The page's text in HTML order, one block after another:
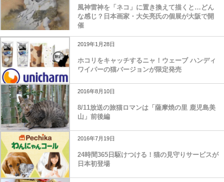
風神雷神を「ネコ」に置き換えて描くと…どん
な感じ？日本画家・大矢亮氏の個展が大阪で開
催
2019年1月28日
ホコリをキャッチするニャ！ウェーブ ハンディ
ワイパーの猫バージョンが限定発売
2016年8月10日
8/11放送の旅猫ロマンは「薩摩焼の里 鹿児島美
山」前後編
2016年7月19日
24時間365日駆けつける！猫の見守りサービスが
日本初登場